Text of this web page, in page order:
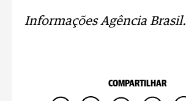
Informações Agência Brasil.
COMPARTILHAR